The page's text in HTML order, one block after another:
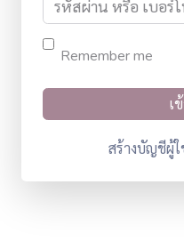
Remember me
สร้างบัญชีผู้ใ